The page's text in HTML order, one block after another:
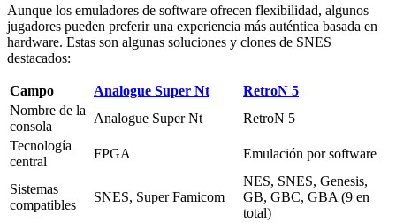
Aunque los emuladores de software ofrecen flexibilidad, algunos
jugadores pueden preferir una experiencia más auténtica basada en
hardware. Estas son algunas soluciones y clones de SNES
destacados:
Campo Analogue Super Nt
RetroN 5
Nombre de la
consola
Analogue Super Nt
RetroN 5
Tecnología
central
FPGA Emulación por software
Sistemas
compatibles
SNES, Super Famicom
NES, SNES, Genesis,
GB, GBC, GBA (9 en
total)